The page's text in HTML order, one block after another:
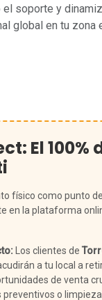
el soporte y
global en tu zona
El 100%
físico como punto
en la plataforma
Los clientes de
a tu local a
de venta
o